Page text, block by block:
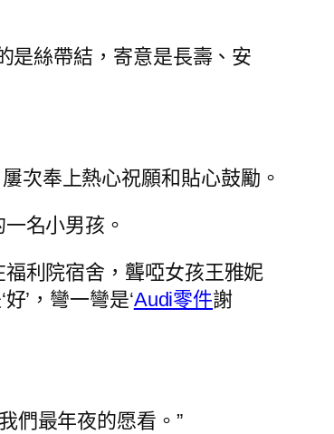
是絲帶結，寄意是長壽、安
次奉上熱心祝願和貼心鼓勵。
名小男孩。
利院宿舍，聾啞女孩王雅妮
’，彎一彎是‘Audi零件謝
們最年夜的愿看。”